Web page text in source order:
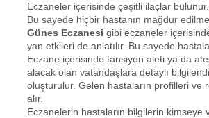
Eczaneler içerisinde çeşitli ilaçlar
Bu sayede hiçbir hastanın mağdur
Günes Eczanesi gibi eczaneler
yan etkileri de anlatılır. Bu sayede
Eczane içerisinde tansiyon aleti ya da
alacak olan vatandaşlara detaylı
oluşturulur. Gelen hastaların profilleri ve
alır.
Eczanelerin hastaların bilgilerin